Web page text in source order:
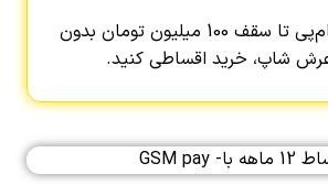
با اعتبار جی‌اس‌ام‌پی تا سقف 100 میلیون تومان بدون
شاپ، خرید اقساطی کنید.